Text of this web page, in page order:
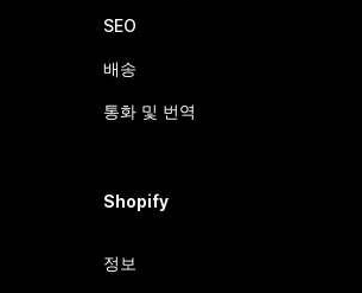
SEO
배송
통화 및 번역
Shopify
정보